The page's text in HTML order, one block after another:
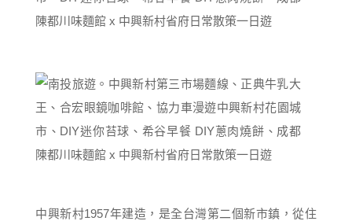
中興新村1957年建造，是全台灣第二個新市鎮，從住